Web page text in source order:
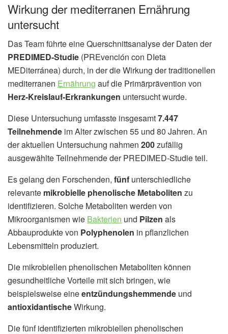
Wirkung der mediterranen Ernährung
untersucht
Das Team führte eine Querschnittsanalyse der Daten der
PREDIMED-Studie (PREvención con DIeta
MEDiterránea) durch, in der die Wirkung der traditionellen
mediterranen Ernährung auf die Primärprävention von
Herz-Kreislauf-Erkrankungen untersucht wurde.
Diese Untersuchung umfasste insgesamt7.447
Teilnehmende im Alter zwischen 55 und 80 Jahren. An
der aktuellen Untersuchung nahmen 200zufällig
ausgewählte Teilnehmende der PREDIMED-Studie teil.
Es gelang den Forschenden, fünf unterschiedliche
relevante mikrobielle phenolische Metaboliten zu
identifizieren. Solche Metaboliten werden von
Mikroorganismen wie Bakterien und Pilzen als
Abbauprodukte von Polyphenolen in pflanzlichen
Lebensmitteln produziert.
Die mikrobiellen phenolischen Metaboliten können
gesundheitliche Vorteile mit sich bringen, wie
beispielsweise eineentzündungshemmende und
antioxidantischeWirkung.
Die fünf identifizierten mikrobiellen phenolischen